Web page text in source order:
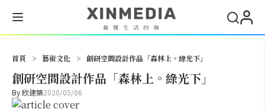
首頁 > 藝術文化 > 創研空間設計作品「森林上。綠光下」
創研空間設計作品「森林上。綠光下」
By欣建築2020/05/06